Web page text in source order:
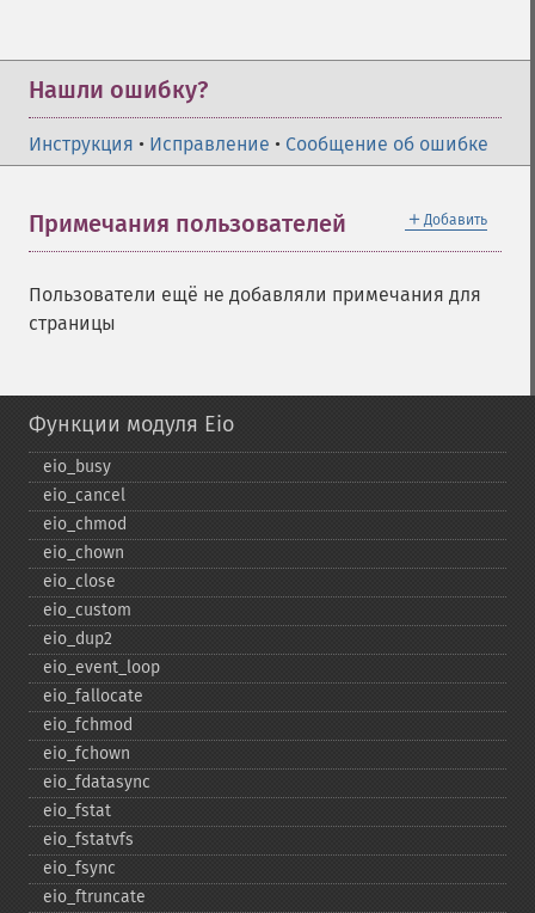
Нашли ошибку?
Инструкция • Исправление • Сообщение об ошибке
＋ Добавить
Примечания пользователей
Пользователи ещё не добавляли примечания для
страницы
Функции модуля Eio
eio_​busy
eio_​cancel
eio_​chmod
eio_​chown
eio_​close
eio_​custom
eio_​dup2
eio_​event_​loop
eio_​fallocate
eio_​fchmod
eio_​fchown
eio_​fdatasync
eio_​fstat
eio_​fstatvfs
eio_​fsync
eio_​ftruncate